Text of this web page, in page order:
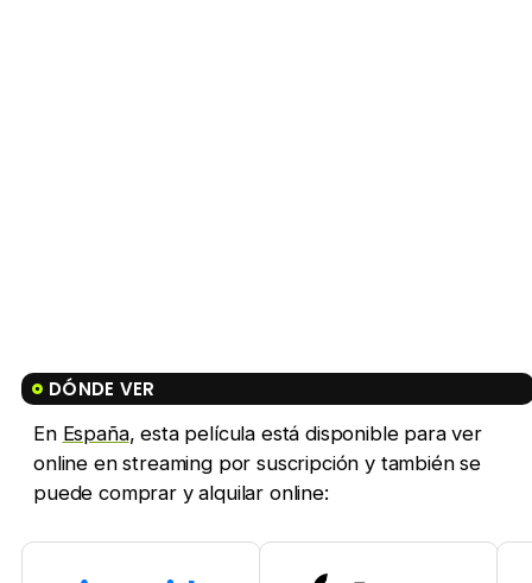
DÓNDE VER
En España, esta película está disponible para ver
online en streaming por suscripción y también se
puede comprar y alquilar online: